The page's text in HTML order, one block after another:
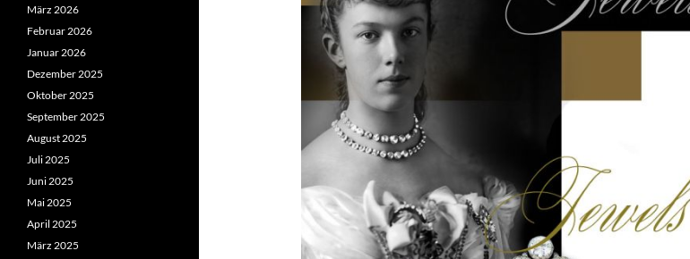
März 2026
Februar 2026
Januar 2026
Dezember 2025
Oktober 2025
September 2025
August 2025
Juli 2025
Juni 2025
Mai 2025
April 2025
März 2025